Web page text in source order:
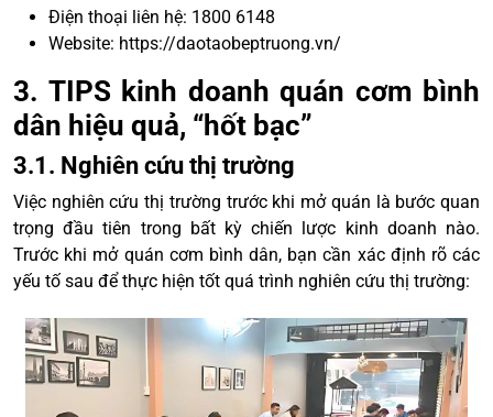
Điện thoại liên hệ: 1800 6148
Website: https://daotaobeptruong.vn/
3. TIPS kinh doanh quán cơm bình
dân hiệu quả, “hốt bạc”
3.1. Nghiên cứu thị trường
Việc nghiên cứu thị trường trước khi mở quán là bước quan
trọng đầu tiên trong bất kỳ chiến lược kinh doanh nào.
Trước khi mở quán cơm bình dân, bạn cần xác định rõ các
yếu tố sau để thực hiện tốt quá trình nghiên cứu thị trường: